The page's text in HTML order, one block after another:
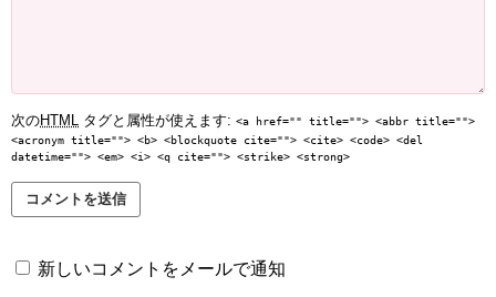
次のHTML タグと属性が使えます: <a href="" title=""> <abbr title="">
<acronym title=""> <b> <blockquote cite=""> <cite> <code> <del
datetime=""> <em> <i> <q cite=""> <strike> <strong>
新しいコメントをメールで通知